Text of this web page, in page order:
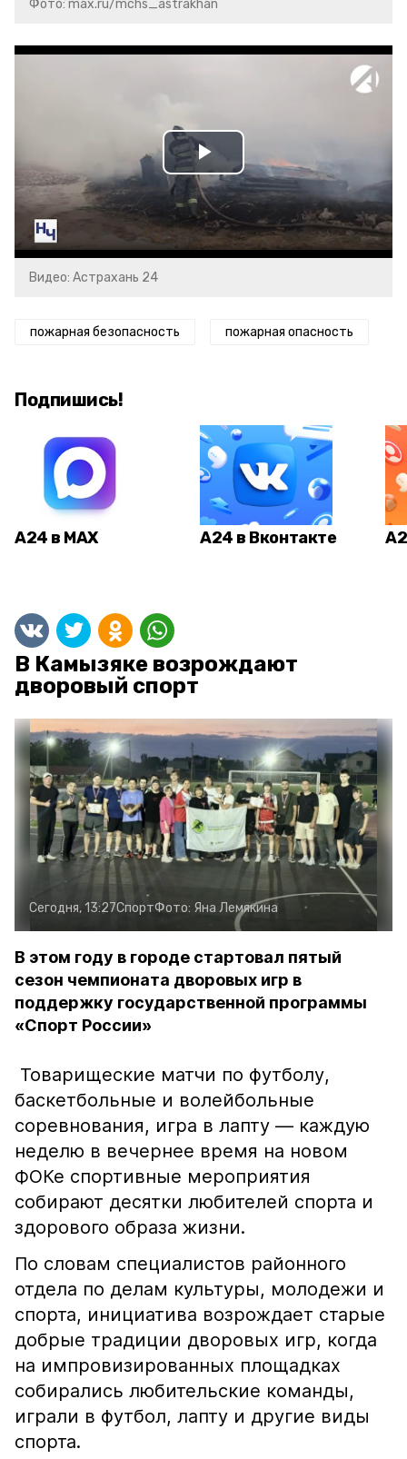
Фото: max.ru/mchs_astrakhan
Play
Video
Видео: Астрахань 24
пожарная безопасность пожарная опасность
Подпишись!
А24 в MAX А24 в Вконтакте
В Камызяке возрождают
дворовый спорт
Сегодня, 13:27СпортФото: Яна Лемякина
В этом году в городе стартовал пятый
сезон чемпионата дворовых игр в
поддержку государственной программы
«Спорт России»
Товарищеские матчи по футболу,
баскетбольные и волейбольные
соревнования, игра в лапту — каждую
неделю в вечернее время на новом
ФОКе спортивные мероприятия
собирают десятки любителей спорта и
здорового образа жизни.
По словам специалистов районного
отдела по делам культуры, молодежи и
спорта, инициатива возрождает старые
добрые традиции дворовых игр, когда
на импровизированных площадках
собирались любительские команды,
играли в футбол, лапту и другие виды
спорта.